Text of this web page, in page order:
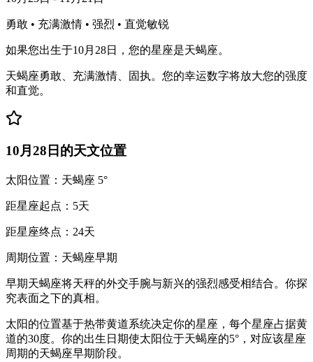
勇敢 • 充满激情 • 强烈 • 直觉敏锐
如果您出生于10月28日，您的星座是天蝎座。
天蝎座勇敢、充满激情、固执。您的幸运数字将放大您的强度
和直觉。
10月28日的天文位置
太阳位置：天蝎座 5°
距星座起点：5天
距星座终点：24天
周期位置：天蝎座早期
早期天蝎座将天秤的外交手腕与新兴的强烈感受相结合。你探
究表面之下的真相。
太阳的位置基于热带黄道系统决定你的星座，每个星座占据黄
道的30度。你的出生日期使太阳位于天蝎座的5°，对应该星座
周期的天蝎座早期阶段。